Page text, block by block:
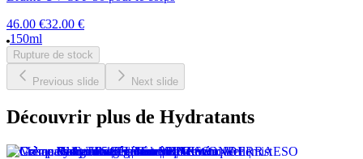
46.00 €32.00 €
150ml
Rupture de stock
Previous slide Next slide
Découvrir plus de Hydratants